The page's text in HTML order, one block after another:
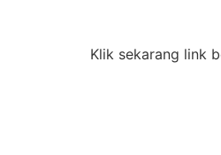
Klik sekarang link